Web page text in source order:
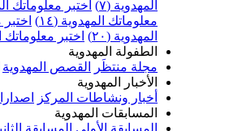
المهدوية (٧)
اختبر معلوماتك
معلوماتك المهدوية (١٤)
المهدوية (٢٠)
اختبر معلوماتك
الطفولة المهدوية
مجلة منتظَر
القصص المهدوية
الأخبار المهدوية
أخبار ونشاطات المركز
المسابقات المهدوية
المسابقة الأولى المسابقة